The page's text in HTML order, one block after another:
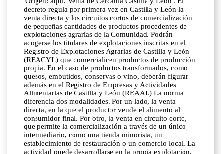
decreto regula por primera vez en Castilla y León la
venta directa y los circuitos cortos de comercialización
de pequeñas cantidades de productos procedentes de
explotaciones agrarias de la Comunidad. Podrán
acogerse los titulares de explotaciones inscritas en el
Registro de Explotaciones Agrarias de Castilla y León
(REACYL) que comercialicen productos de producción
propia. En el caso de productos transformados, como
quesos, embutidos, conservas o vino, deberán figurar
además en el Registro de Empresas y Actividades
Alimentarias de Castilla y León (REAAL) La norma
diferencia dos modalidades. Por un lado, la venta
directa, en la que el productor vende el alimento al
consumidor final. Por otro, la venta en circuito corto,
que permite la comercialización a través de un único
intermediario, como una tienda minorista, un
establecimiento de restauración o un comercio local. La
actividad puede desarrollarse en la propia explotación,